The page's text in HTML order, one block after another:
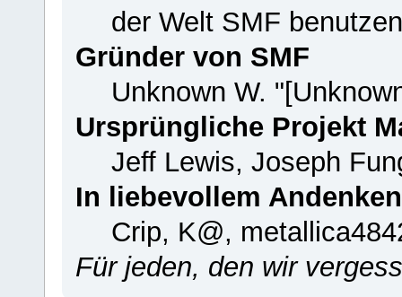
der Welt SMF
Gründer von SMF
Unknown W.
Ursprüngliche Projekt
Jeff Lewis, Joseph
In liebevollem
Crip, K@,
Für jeden, den wir